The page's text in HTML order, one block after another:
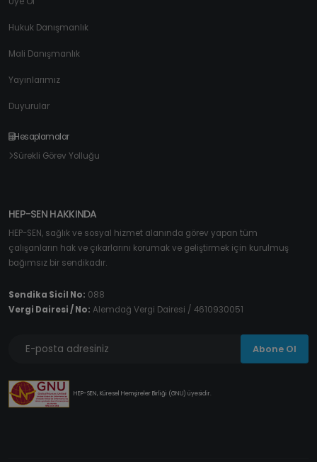
Hukuk Danışmanlık
Mali Danışmanlık
Yayınlarımız
Duyurular
Hesaplamalar
Sürekli Görev Yolluğu
HEP-SEN HAKKINDA
HEP-SEN, sağlık ve sosyal hizmet alanında görev yapan tüm
çalışanların hak ve çıkarlarını korumak ve geliştirmek için kurulmuş
bağımsız bir sendikadır.
Sendika Sicil No: 088
Vergi Dairesi / No: Alemdağ Vergi Dairesi / 4610930051
Abone Ol
HEP-SEN, Küresel Hemşireler Birliği (GNU) üyesidir.